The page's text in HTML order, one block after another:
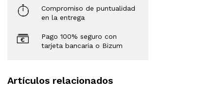
Compromiso de puntualidad
en la entrega
Pago 100% seguro con
tarjeta bancaria o Bizum
Artículos relacionados